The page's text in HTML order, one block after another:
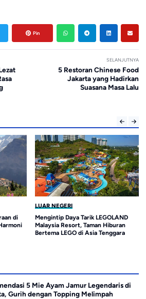
Pin
SELANJUTNYA
5 Restoran Chinese Food
Jakarta yang Hadirkan
Suasana Masa Lalu
di
LUAR NEGERI
Mengintip Daya Tarik LEGOLAND
Malaysia Resort, Taman Hiburan
Bertema LEGO di Asia Tenggara
5 Mie Ayam Jamur Legendaris di
Gurih dengan Topping Melimpah